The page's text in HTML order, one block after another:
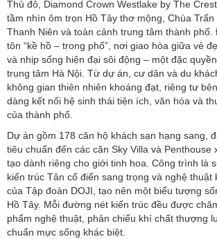
Thủ đô, Diamond Crown Westlake by The
tầm nhìn ôm trọn Hồ Tây thơ mộng, Chùa
Thanh Niên và toàn cảnh trung tâm thành
tôn “kề hồ – trong phố”, nơi giao hòa giữa vẻ
và nhịp sống hiện đại sôi động – một đặc
trung tâm Hà Nội. Từ dự án, cư dân và du
không gian thiên nhiên khoáng đạt, riêng tư
dàng kết nối hệ sinh thái tiện ích, văn hóa và
của thành phố.
Dự án gồm 178 căn hộ khách sạn hạng sang,
tiêu chuẩn đến các căn Sky Villa và Penthouse
tạo dành riêng cho giới tinh hoa. Công trình là
kiến trúc Tân cổ điển sang trọng và nghệ thuật
của Tập đoàn DOJI, tạo nên một biểu tượng
Hồ Tây. Mỗi đường nét kiến trúc đều được
phẩm nghệ thuật, phản chiếu khí chất thượng
chuẩn mực sống khác biệt.